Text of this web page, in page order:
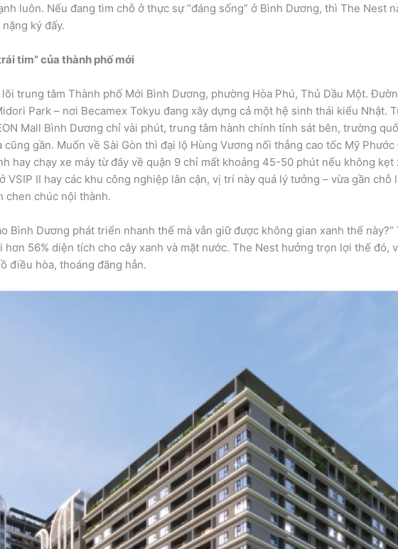
luôn. Nếu đang tìm chỗ ở thực sự “đáng sống” ở Bình Dương, thì The Nest
ký đấy.
tim” của thành phố mới
trung tâm Thành phố Mới Bình Dương, phường Hòa Phú, Thủ Dầu Một.
Park – nơi Becamex Tokyu đang xây dựng cả một hệ sinh thái kiểu Nhật.
Mall Bình Dương chỉ vài phút, trung tâm hành chính tỉnh sát bên, trường
cũng gần. Muốn về Sài Gòn thì đại lộ Hùng Vương nối thẳng cao tốc Mỹ Phước
hay chạy xe máy từ đây về quận 9 chỉ mất khoảng 45-50 phút nếu không kẹt
VSIP II hay các khu công nghiệp lân cận, vị trí này quá lý tưởng – vừa gần chỗ
chen chúc nội thành.
Bình Dương phát triển nhanh thế mà vẫn giữ được không gian xanh thế này?”
hơn 56% diện tích cho cây xanh và mặt nước. The Nest hưởng trọn lợi thế đó,
điều hòa, thoáng đãng hẳn.